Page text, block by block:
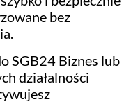
bez
SGB24 Biznes lub
działalności